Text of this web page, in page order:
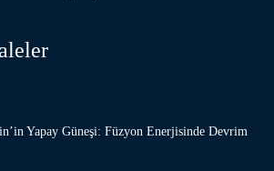
Yapay Güneşi: Füzyon Enerjisinde Devrim